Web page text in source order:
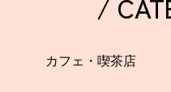
カフェ・喫茶店